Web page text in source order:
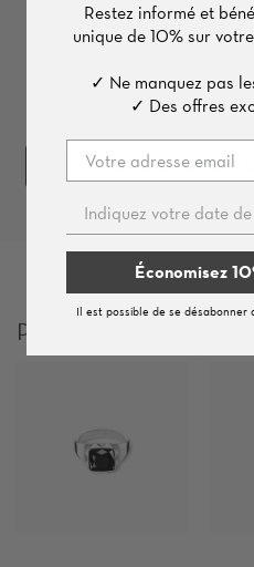
Acheter l'ensemble
Produits qui pourraient
Restez informé et
unique de 10%sur
✓ Ne manquez pas
✓ Des offres
Économisez
Il est possible de se